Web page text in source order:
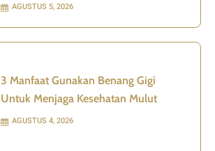
AGUSTUS 5, 2026
3 Manfaat Gunakan Benang Gigi
Untuk Menjaga Kesehatan Mulut
AGUSTUS 4, 2026